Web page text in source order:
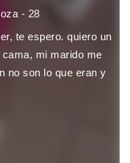
- 28
te espero. quiero un
mi marido me
no son lo que eran y